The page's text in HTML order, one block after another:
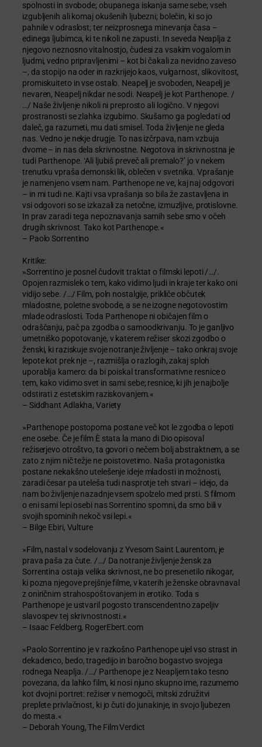
spolnosti in svobode; obupanega iskanja same sebe; vseh
izgubljenih ali komaj okušenih ljubezni; bolečin, ki so jo
pahnile v odraslost; ter neizprosnega minevanja časa –
edinega ljubimca, ki te nikoli ne zapusti. In seveda Neaplja z
njegovo neznosno vitalnostjo, čudesi za vsakim vogalom in
ljudmi, vedno pripravljenimi – kot bi čakali za nevidno zaveso
–, da stopijo na oder in razkrijejo kaos, vulgarnost, slikovitost,
promiskuiteto in vse ostalo. Neapelj je svoboden, Neapelj je
nevaren, Neapelj nikdar ne sodi. Neapelj je kot Parthenope. /
…/ Naše življenje nikoli ni preprosto ali logično. V njegovi
prostranosti se zlahka izgubimo. Skušamo ga pogledati od
daleč, ga razumeti, mu dati smisel. Toda življenje ne gleda
nas. Vedno je nekje drugje. To nas izčrpava, nam vzbuja
dvome – in nas dela skrivnostne. Negotova in skrivnostna je
tudi Parthenope. ‘Ali ljubiš preveč ali premalo?’ jo v nekem
trenutku vpraša demonski lik, oblečen v svetnika. Vprašanje
je namenjeno vsem nam. Parthenope ne ve, kaj naj odgovori
– in mi tudi ne. Kajti vsa vprašanja so bila že zastavljena in
vsi odgovori so se izkazali za netočne, izmuzljive, protislovne.
In prav zaradi tega nepoznavanja samih sebe smo v očeh
drugih skrivnost. Tako kot Parthenope.«
– Paolo Sorrentino
Kritike:
»Sorrentino je posnel čudovit traktat o filmski lepoti /…/.
Opojen razmislek o tem, kako vidimo ljudi in kraje ter kako oni
vidijo sebe. /…/ Film, poln nostalgije, prikliče občutek
mladostne, poletne svobode, a se ne izogne negotovostim
mlade odraslosti. Toda Parthenope ni običajen film o
odraščanju, pač pa zgodba o samoodkrivanju. To je ganljivo
umetniško popotovanje, v katerem režiser skozi zgodbo o
ženski, ki raziskuje svoje notranje življenje – tako onkraj svoje
lepote kot prek nje –, razmišlja o razlogih, zakaj sploh
uporablja kamero: da bi poiskal transformativne resnice o
tem, kako vidimo svet in sami sebe; resnice, ki jih je najbolje
odstirati z estetskim raziskovanjem.«
– Siddhant Adlakha, Variety
»Parthenope postopoma postane več kot le zgodba o lepoti
ene osebe. Če je film È stata la mano di Dio opisoval
režiserjevo otroštvo, ta govori o nečem bolj abstraktnem, a se
zato z njim nič težje ne poistovetimo. Naša protagonistka
postane nekakšno utelešenje ideje mladosti in možnosti,
zaradi česar pa uteleša tudi nasprotje teh stvari – idejo, da
nam bo življenje nazadnje vsem spolzelo med prsti. S filmom
o eni sami lepi osebi nas Sorrentino spomni, da smo bili v
svojih spominih nekoč vsi lepi.«
– Bilge Ebiri, Vulture
»Film, nastal v sodelovanju z Yvesom Saint Laurentom, je
prava paša za čute. /…/ Da notranje življenje žensk za
Sorrentina ostaja velika skrivnost, ne bo presenetilo nikogar,
ki pozna njegove prejšnje filme, v katerih je ženske obravnaval
z oniričnim strahospoštovanjem in erotiko. Toda s
Parthenope je ustvaril pogosto transcendentno zapeljiv
slavospev tej skrivnostnosti.«
– Isaac Feldberg, RogerEbert.com
»Paolo Sorrentino je v razkošno Parthenope ujel vso strast in
dekadenco, bedo, tragedijo in baročno bogastvo svojega
rodnega Neaplja. /…/ Parthenope je z Neapljem tako tesno
povezana, da lahko film, ki nosi njuno skupno ime, razumemo
kot dvojni portret: režiser v nemogoči, mitski združitvi
preplete privlačnost, ki jo čuti do junakinje, in svojo ljubezen
do mesta.«
– Deborah Young, The Film Verdict